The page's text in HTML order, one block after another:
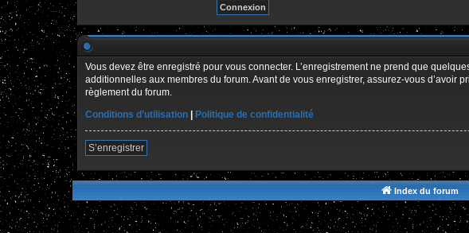
Vous devez être enregistré pour vous connecter. L’enregistrement ne prend que
additionnelles aux membres du forum. Avant de vous enregistrer, assurez-vous
règlement du forum.
Conditions d’utilisation
Politique de confidentialité
S’enregistrer
Index du forum